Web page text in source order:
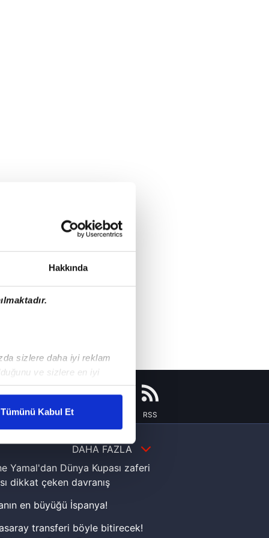
Hakkında
sizlere daha iyi reklam
ve sizlere en iyi
karşılamak
gösterilmeyecektir."
sunulması
ve sizlere yönelik
detaylı bilgi için Ayarlar
Tümünü Kabul Et
Instagram Flipboard RSS
DAHA FAZLA
Yamal'dan Dünya Kupası zaferi
dikkat çeken davranış
en büyüğü İspanya!
transferi böyle bitirecek!